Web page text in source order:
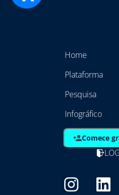
Home
Plataforma
Pesquisa
Infográfico
Comece